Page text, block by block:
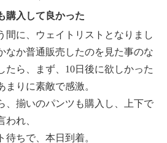
ラベル）】
退色注意
ち、色移り注意
色移り注意
購入して良かった
間に、ウェイトリストとなりまし
なか普通販売したのを見た事のな
たら、まず、10日後に欲しかった
まりに素敵で感激。
、揃いのパンツも購入し、上下で
れ、
待ちで、本日到着。